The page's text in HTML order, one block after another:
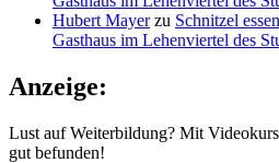
Hubert Mayerzu Schnitzel
Gasthaus im Lehenviertel des
Anzeige:
Lust auf Weiterbildung? Mit
gut befunden!